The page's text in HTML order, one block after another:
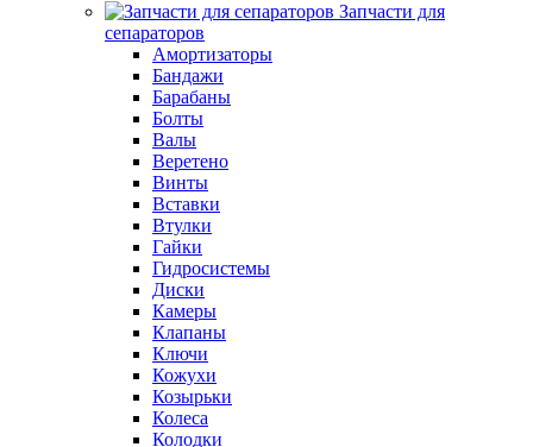
Запчасти для
сепараторов
Амортизаторы
Бандажи
Барабаны
Болты
Валы
Веретено
Винты
Вставки
Втулки
Гайки
Гидросистемы
Диски
Камеры
Клапаны
Ключи
Кожухи
Козырьки
Колеса
Колодки